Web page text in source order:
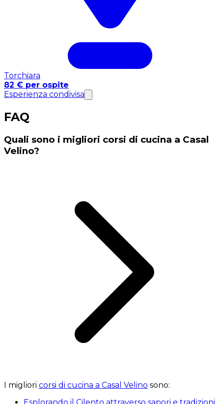
Torchiara
82 € per ospite
Esperienza condivisa
FAQ
Quali sono i migliori corsi di cucina a Casal
Velino?
I migliori corsi di cucina a Casal Velino sono:
Esplorando il Cilento attraverso sapori e tradizioni